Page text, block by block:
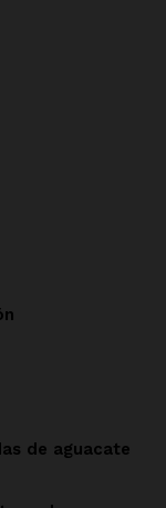
de aguacate